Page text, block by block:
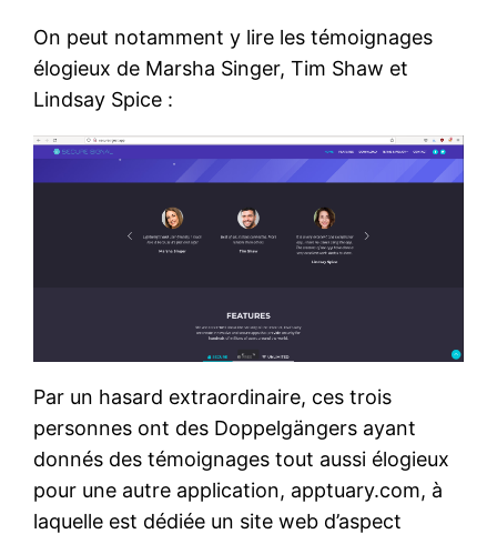
On peut notamment y lire les témoignages
élogieux de Marsha Singer, Tim Shaw et
Lindsay Spice :
Par un hasard extraordinaire, ces trois
personnes ont des Doppelgängers ayant
donnés des témoignages tout aussi élogieux
pour une autre application, apptuary.com, à
laquelle est dédiée un site web d’aspect